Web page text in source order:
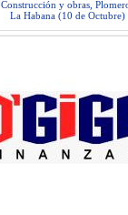
Construcción y obras,
La Habana (10 de Octubre)